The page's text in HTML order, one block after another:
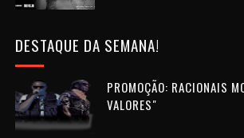
DESTAQUE DA SEMANA!
PROMOÇÃO: RACIONAIS
VALORES"